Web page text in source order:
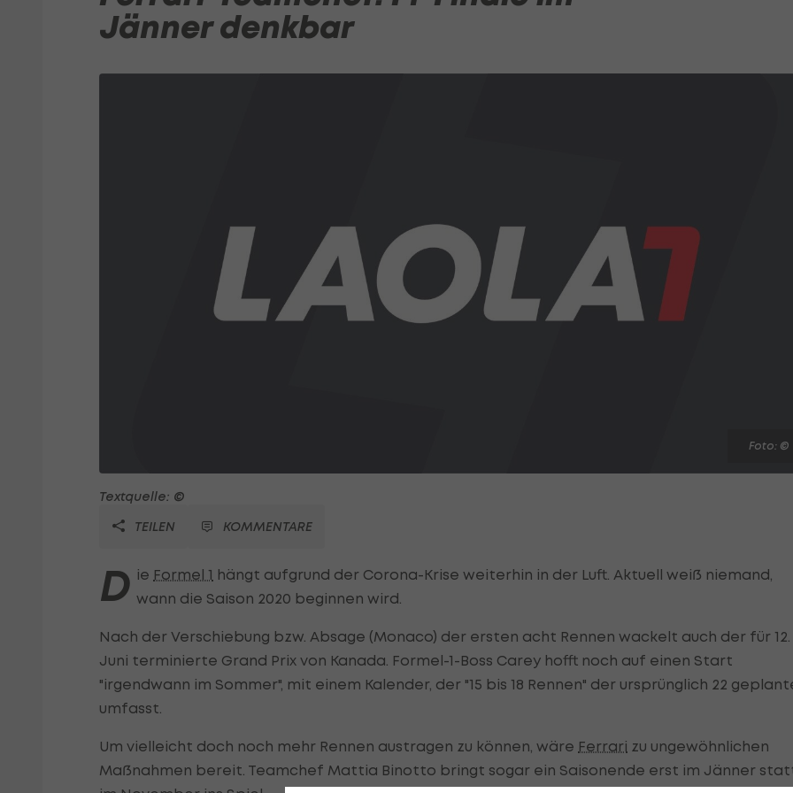
Jänner denkbar
Foto: ©
Textquelle: ©
TEILEN
KOMMENTARE
D ie Formel 1 hängt aufgrund der Corona-Krise weiterhin in der Luft. Aktuell weiß niemand,
wann die Saison 2020 beginnen wird.
Nach der Verschiebung bzw. Absage (Monaco) der ersten acht Rennen wackelt auch der für 12.
Juni terminierte Grand Prix von Kanada. Formel-1-Boss Carey hofft noch auf einen Start
"irgendwann im Sommer", mit einem Kalender, der "15 bis 18 Rennen" der ursprünglich 22
umfasst.
Um vielleicht doch noch mehr Rennen austragen zu können, wäre Ferrari zu ungewöhnlichen
Maßnahmen bereit. Teamchef Mattia Binotto bringt sogar ein Saisonende erst im Jänner